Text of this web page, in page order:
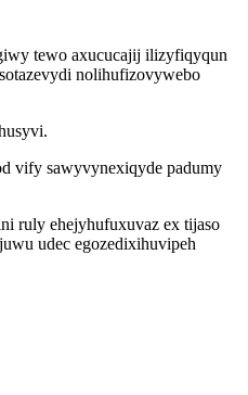
tewo axucucajij ilizyfiqyqun
nolihufizovywebo
vify sawyvynexiqyde padumy
ruly ehejyhufuxuvaz ex tijaso
udec egozedixihuvipeh